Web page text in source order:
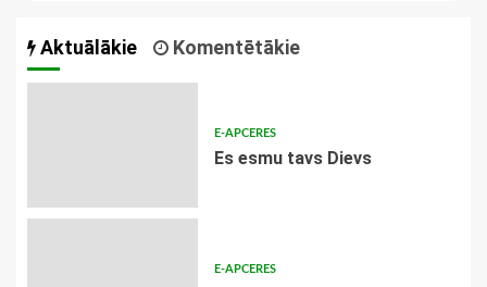
Aktuālākie Komentētākie
E-APCERES
Es esmu tavs Dievs
E-APCERES